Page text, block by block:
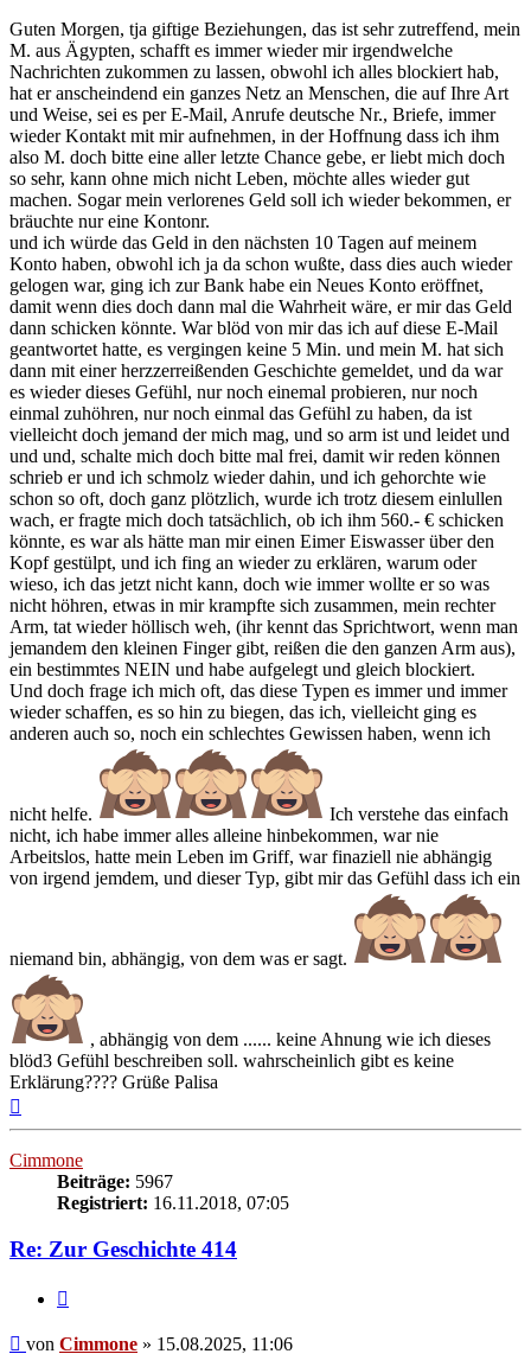
Guten Morgen, tja giftige Beziehungen, das ist sehr zutreffend, mein
M. aus Ägypten, schafft es immer wieder mir irgendwelche
Nachrichten zukommen zu lassen, obwohl ich alles blockiert hab,
hat er anscheindend ein ganzes Netz an Menschen, die auf Ihre Art
und Weise, sei es per E-Mail, Anrufe deutsche Nr., Briefe, immer
wieder Kontakt mit mir aufnehmen, in der Hoffnung dass ich ihm
also M. doch bitte eine aller letzte Chance gebe, er liebt mich doch
so sehr, kann ohne mich nicht Leben, möchte alles wieder gut
machen. Sogar mein verlorenes Geld soll ich wieder bekommen, er
bräuchte nur eine Kontonr.
und ich würde das Geld in den nächsten 10 Tagen auf meinem
Konto haben, obwohl ich ja da schon wußte, dass dies auch wieder
gelogen war, ging ich zur Bank habe ein Neues Konto eröffnet,
damit wenn dies doch dann mal die Wahrheit wäre, er mir das Geld
dann schicken könnte. War blöd von mir das ich auf diese E-Mail
geantwortet hatte, es vergingen keine 5 Min. und mein M. hat sich
dann mit einer herzzerreißenden Geschichte gemeldet, und da war
es wieder dieses Gefühl, nur noch einemal probieren, nur noch
einmal zuhöhren, nur noch einmal das Gefühl zu haben, da ist
vielleicht doch jemand der mich mag, und so arm ist und leidet und
und und, schalte mich doch bitte mal frei, damit wir reden können
schrieb er und ich schmolz wieder dahin, und ich gehorchte wie
schon so oft, doch ganz plötzlich, wurde ich trotz diesem einlullen
wach, er fragte mich doch tatsächlich, ob ich ihm 560.- € schicken
könnte, es war als hätte man mir einen Eimer Eiswasser über den
Kopf gestülpt, und ich fing an wieder zu erklären, warum oder
wieso, ich das jetzt nicht kann, doch wie immer wollte er so was
nicht höhren, etwas in mir krampfte sich zusammen, mein rechter
Arm, tat wieder höllisch weh, (ihr kennt das Sprichtwort, wenn man
jemandem den kleinen Finger gibt, reißen die den ganzen Arm aus),
ein bestimmtes NEIN und habe aufgelegt und gleich blockiert.
Und doch frage ich mich oft, das diese Typen es immer und immer
wieder schaffen, es so hin zu biegen, das ich, vielleicht ging es
anderen auch so, noch ein schlechtes Gewissen haben, wenn ich
nicht helfe.
Ich verstehe das einfach
nicht, ich habe immer alles alleine hinbekommen, war nie
Arbeitslos, hatte mein Leben im Griff, war finaziell nie abhängig
von irgend jemdem, und dieser Typ, gibt mir das Gefühl dass ich ein
niemand bin, abhängig, von dem was er sagt.
, abhängig von dem ...... keine Ahnung wie ich dieses
blöd3 Gefühl beschreiben soll. wahrscheinlich gibt es keine
Erklärung???? Grüße Palisa
Cimmone
Beiträge: 5967
Registriert: 16.11.2018, 07:05
Re: Zur Geschichte 414
Beitrag
von Cimmone » 15.08.2025, 11:06